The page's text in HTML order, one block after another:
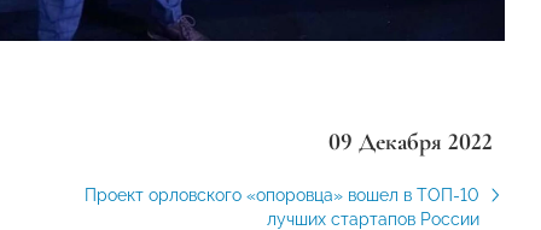
09 Декабря 2022
Проект орловского «опоровца» вошел в ТОП-10
лучших стартапов России